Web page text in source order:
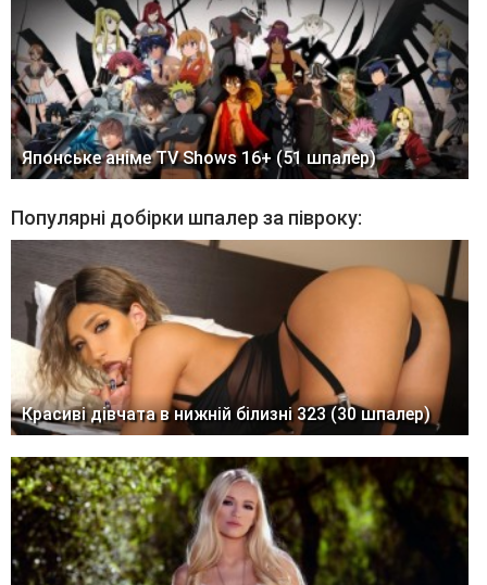
Японське аніме TV Shows 16+ (51 шпалер)
Популярні добірки шпалер за півроку:
Красиві дівчата в нижній білизні 323 (30 шпалер)